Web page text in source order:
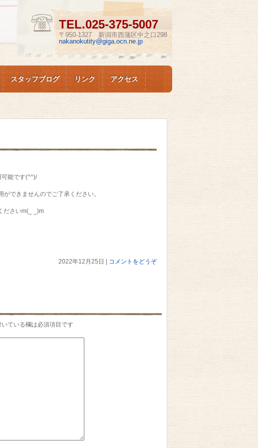
TEL.025-375-5007
〒950-1327 新潟市西蒲区中之口298
nakanokutity@giga.ocn.ne.jp
スタッフブログ リンク アクセス
能です(^^)/
できませんのでご了承ください。
ださいm(_ _)m
2022年12月25日
コメントをどうぞ
いている欄は必須項目です